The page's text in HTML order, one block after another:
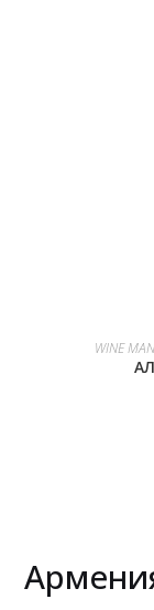
WINE MAN